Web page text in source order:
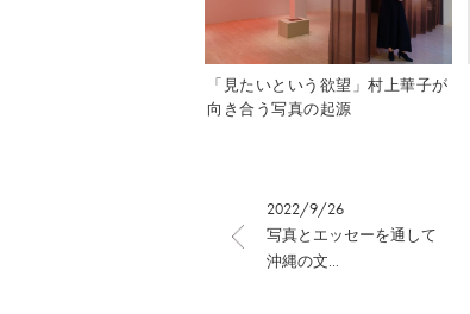
「見たいという欲望」村上華子が
向き合う写真の起源
2022/9/26
写真とエッセーを通して
沖縄の文...